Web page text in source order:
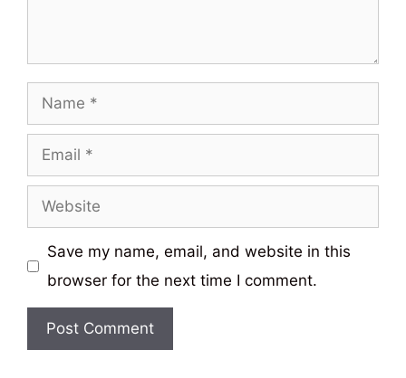
Name
Email
Website
Save my name, email, and website in this
browser for the next time I comment.